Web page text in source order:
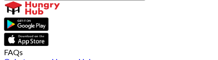
FAQs